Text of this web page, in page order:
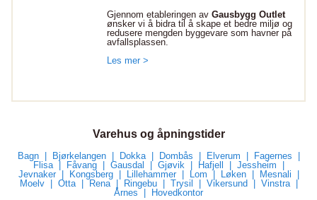
Gjennom etableringen avGausbygg Outlet
ønsker vi å bidra til å skape et bedre miljø og
redusere mengden byggevare som havner på
avfallsplassen.
Les mer >
Varehus og åpningstider
Bagn Bjørkelangen Dokka Dombås Elverum
Fagernes
Flisa
Fåvang Gausdal Gjøvik Hafjell
Jessheim
Jevnaker
Kongsberg Lillehammer Lom Løken
Mesnali
Moelv
Otta Rena Ringebu Trysil Vikersund
Vinstra
Årnes
Hovedkontor